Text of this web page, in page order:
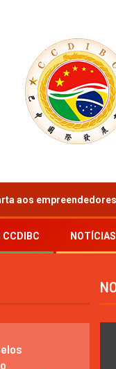
da cooperação
CCDIBC